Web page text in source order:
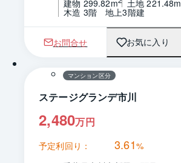
建物 299.82m
土地 221.48m
木造 3階　地上3階建
お問合せ お気に入り
1 / 0
マンション区分
ステージグランデ市川
2,480万円
予定利回り： 3.61%